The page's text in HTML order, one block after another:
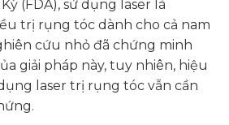
(FDA), sử dụng laser là
trị rụng tóc dành cho cả nam
cứu nhỏ đã chứng minh
giải pháp này, tuy nhiên, hiệu
laser trị rụng tóc vẫn cần